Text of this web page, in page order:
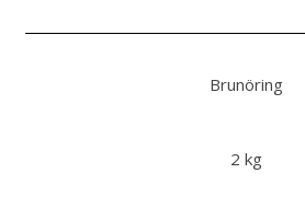
Brunöring
2 kg